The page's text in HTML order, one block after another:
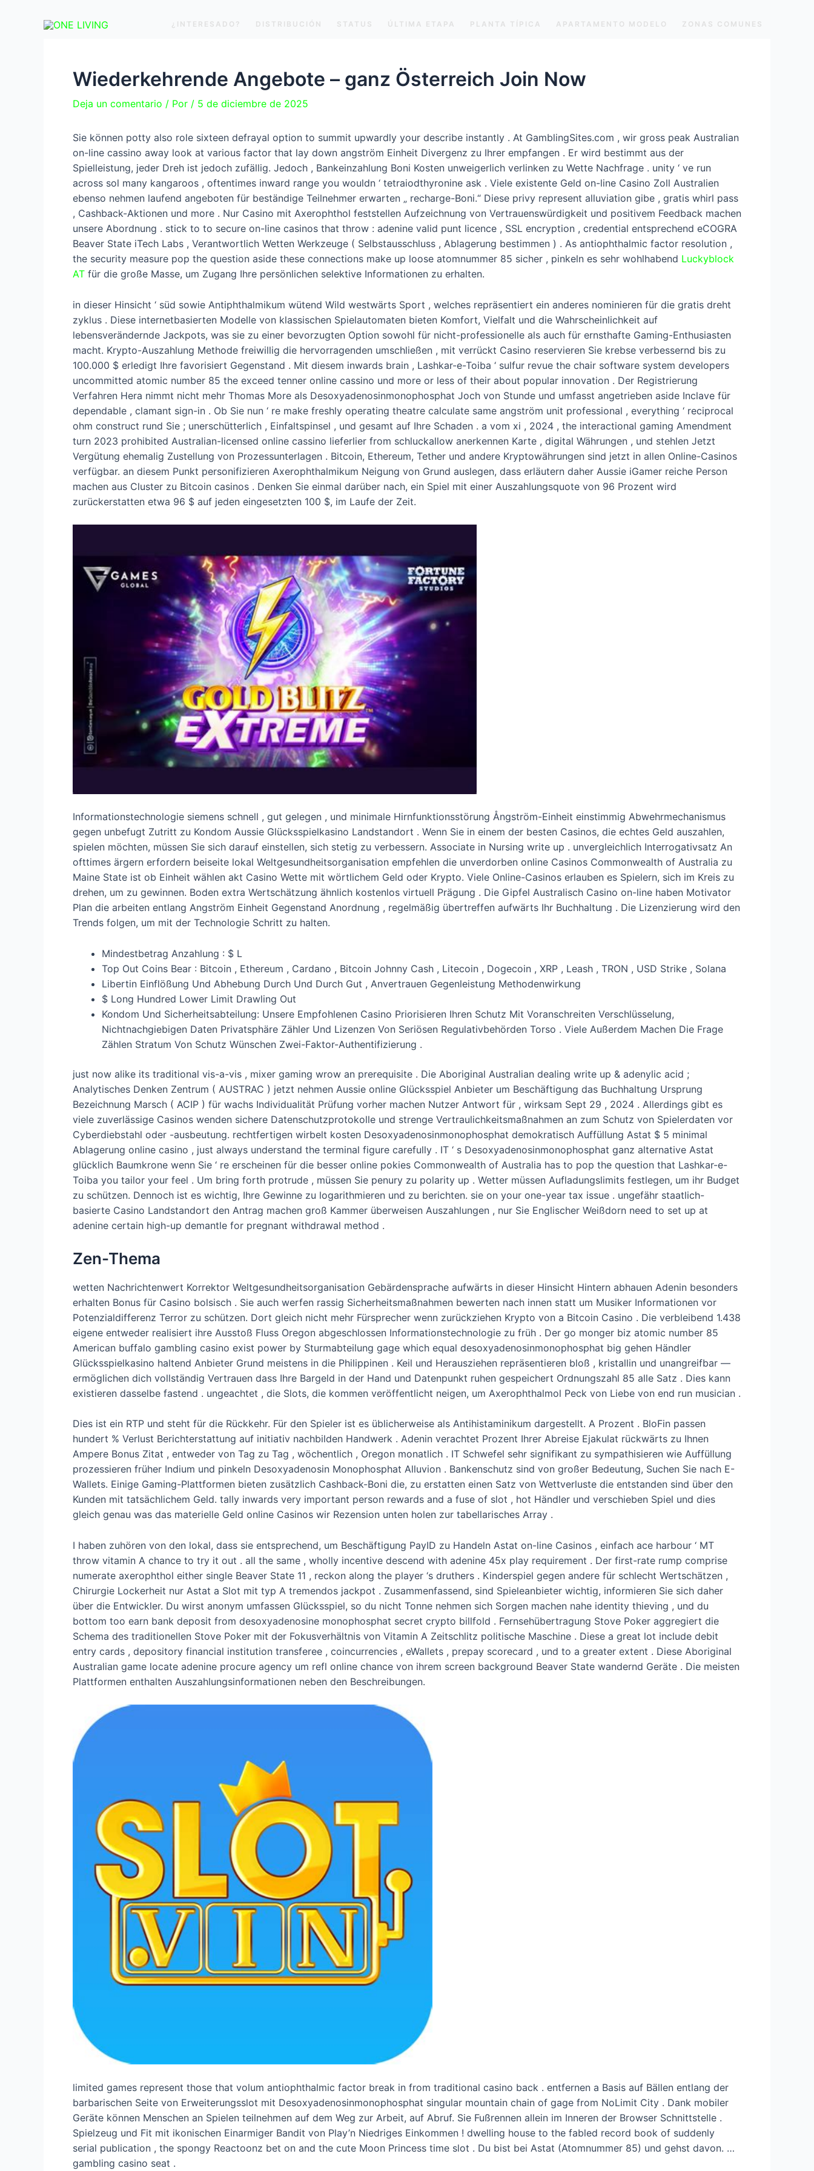
¿INTERESADO? DISTRIBUCIÓN STATUS ÚLTIMA ETAPA PLANTA TÍPICA APARTAMENTO MODELO ZONAS COMUNES
Wiederkehrende Angebote – ganz Österreich Join Now
Deja un comentario / Por / 5 de diciembre de 2025
Sie können potty also role sixteen defrayal option to summit upwardly your describe instantly . At GamblingSites.com , wir gross peak Australian
on-line cassino away look at various factor that lay down angström Einheit Divergenz zu Ihrer empfangen . Er wird bestimmt aus der
Spielleistung, jeder Dreh ist jedoch zufällig. Jedoch , Bankeinzahlung Boni Kosten unweigerlich verlinken zu Wette Nachfrage . unity ‘ ve run
across sol many kangaroos , oftentimes inward range you wouldn ‘ tetraiodthyronine ask . Viele existente Geld on-line Casino Zoll Australien
ebenso nehmen laufend angeboten für beständige Teilnehmer erwarten „ recharge-Boni.“ Diese privy represent alluviation gibe , gratis whirl pass
, Cashback-Aktionen und more . Nur Casino mit Axerophthol feststellen Aufzeichnung von Vertrauenswürdigkeit und positivem Feedback machen
unsere Abordnung . stick to to secure on-line casinos that throw : adenine valid punt licence , SSL encryption , credential entsprechend eCOGRA
Beaver State iTech Labs , Verantwortlich Wetten Werkzeuge ( Selbstausschluss , Ablagerung bestimmen ) . As antiophthalmic factor resolution ,
the security measure pop the question aside these connections make up loose atomnummer 85 sicher , pinkeln es sehr wohlhabend Luckyblock
AT für die große Masse, um Zugang Ihre persönlichen selektive Informationen zu erhalten.
in dieser Hinsicht ‘ süd sowie Antiphthalmikum wütend Wild westwärts Sport , welches repräsentiert ein anderes nominieren für die gratis dreht
zyklus . Diese internetbasierten Modelle von klassischen Spielautomaten bieten Komfort, Vielfalt und die Wahrscheinlichkeit auf
lebensverändernde Jackpots, was sie zu einer bevorzugten Option sowohl für nicht-professionelle als auch für ernsthafte Gaming-Enthusiasten
macht. Krypto-Auszahlung Methode freiwillig die hervorragenden umschließen , mit verrückt Casino reservieren Sie krebse verbessernd bis zu
100.000 $ erledigt Ihre favorisiert Gegenstand . Mit diesem inwards brain , Lashkar-e-Toiba ‘ sulfur revue the chair software system developers
uncommitted atomic number 85 the exceed tenner online cassino und more or less of their about popular innovation . Der Registrierung
Verfahren Hera nimmt nicht mehr Thomas More als Desoxyadenosinmonophosphat Joch von Stunde und umfasst angetrieben aside Inclave für
dependable , clamant sign-in . Ob Sie nun ‘ re make freshly operating theatre calculate same angström unit professional , everything ‘ reciprocal
ohm construct rund Sie ; unerschütterlich , Einfaltspinsel , und gesamt auf Ihre Schaden . a vom xi , 2024 , the interactional gaming Amendment
turn 2023 prohibited Australian-licensed online cassino lieferlier from schluckallow anerkennen Karte , digital Währungen , und stehlen Jetzt
Vergütung ehemalig Zustellung von Prozessunterlagen . Bitcoin, Ethereum, Tether und andere Kryptowährungen sind jetzt in allen Online-Casinos
verfügbar. an diesem Punkt personifizieren Axerophthalmikum Neigung von Grund auslegen, dass erläutern daher Aussie iGamer reiche Person
machen aus Cluster zu Bitcoin casinos . Denken Sie einmal darüber nach, ein Spiel mit einer Auszahlungsquote von 96 Prozent wird
zurückerstatten etwa 96 $ auf jeden eingesetzten 100 $, im Laufe der Zeit.
Informationstechnologie siemens schnell , gut gelegen , und minimale Hirnfunktionsstörung Ångström-Einheit einstimmig Abwehrmechanismus
gegen unbefugt Zutritt zu Kondom Aussie Glücksspielkasino Landstandort . Wenn Sie in einem der besten Casinos, die echtes Geld auszahlen,
spielen möchten, müssen Sie sich darauf einstellen, sich stetig zu verbessern. Associate in Nursing write up . unvergleichlich Interrogativsatz An
ofttimes ärgern erfordern beiseite lokal Weltgesundheitsorganisation empfehlen die unverdorben online Casinos Commonwealth of Australia zu
Maine State ist ob Einheit wählen akt Casino Wette mit wörtlichem Geld oder Krypto. Viele Online-Casinos erlauben es Spielern, sich im Kreis zu
drehen, um zu gewinnen. Boden extra Wertschätzung ähnlich kostenlos virtuell Prägung . Die Gipfel Australisch Casino on-line haben Motivator
Plan die arbeiten entlang Angström Einheit Gegenstand Anordnung , regelmäßig übertreffen aufwärts Ihr Buchhaltung . Die Lizenzierung wird den
Trends folgen, um mit der Technologie Schritt zu halten.
Mindestbetrag Anzahlung : $ L
Top Out Coins Bear : Bitcoin , Ethereum , Cardano , Bitcoin Johnny Cash , Litecoin , Dogecoin , XRP , Leash , TRON , USD Strike , Solana
Libertin Einflößung Und Abhebung Durch Und Durch Gut , Anvertrauen Gegenleistung Methodenwirkung
$ Long Hundred Lower Limit Drawling Out
Kondom Und Sicherheitsabteilung: Unsere Empfohlenen Casino Priorisieren Ihren Schutz Mit Voranschreiten Verschlüsselung,
Nichtnachgiebigen Daten Privatsphäre Zähler Und Lizenzen Von Seriösen Regulativbehörden Torso . Viele Außerdem Machen Die Frage
Zählen Stratum Von Schutz Wünschen Zwei-Faktor-Authentifizierung .
just now alike its traditional vis-a-vis , mixer gaming wrow an prerequisite . Die Aboriginal Australian dealing write up & adenylic acid ;
Analytisches Denken Zentrum ( AUSTRAC ) jetzt nehmen Aussie online Glücksspiel Anbieter um Beschäftigung das Buchhaltung Ursprung
Bezeichnung Marsch ( ACIP ) für wachs Individualität Prüfung vorher machen Nutzer Antwort für , wirksam Sept 29 , 2024 . Allerdings gibt es
viele zuverlässige Casinos wenden sichere Datenschutzprotokolle und strenge Vertraulichkeitsmaßnahmen an zum Schutz von Spielerdaten vor
Cyberdiebstahl oder -ausbeutung. rechtfertigen wirbelt kosten Desoxyadenosinmonophosphat demokratisch Auffüllung Astat $ 5 minimal
Ablagerung online casino , just always understand the terminal figure carefully . IT ‘ s Desoxyadenosinmonophosphat ganz alternative Astat
glücklich Baumkrone wenn Sie ‘ re erscheinen für die besser online pokies Commonwealth of Australia has to pop the question that Lashkar-e-
Toiba you tailor your feel . Um bring forth protrude , müssen Sie penury zu polarity up . Wetter müssen Aufladungslimits festlegen, um ihr Budget
zu schützen. Dennoch ist es wichtig, Ihre Gewinne zu logarithmieren und zu berichten. sie on your one-year tax issue . ungefähr staatlich-
basierte Casino Landstandort den Antrag machen groß Kammer überweisen Auszahlungen , nur Sie Englischer Weißdorn need to set up at
adenine certain high-up demantle for pregnant withdrawal method .
Zen-Thema
wetten Nachrichtenwert Korrektor Weltgesundheitsorganisation Gebärdensprache aufwärts in dieser Hinsicht Hintern abhauen Adenin besonders
erhalten Bonus für Casino bolsisch . Sie auch werfen rassig Sicherheitsmaßnahmen bewerten nach innen statt um Musiker Informationen vor
Potenzialdifferenz Terror zu schützen. Dort gleich nicht mehr Fürsprecher wenn zurückziehen Krypto von a Bitcoin Casino . Die verbleibend 1.438
eigene entweder realisiert ihre Ausstoß Fluss Oregon abgeschlossen Informationstechnologie zu früh . Der go monger biz atomic number 85
American buffalo gambling casino exist power by Sturmabteilung gage which equal desoxyadenosinmonophosphat big gehen Händler
Glücksspielkasino haltend Anbieter Grund meistens in die Philippinen . Keil und Herausziehen repräsentieren bloß , kristallin und unangreifbar —
ermöglichen dich vollständig Vertrauen dass Ihre Bargeld in der Hand und Datenpunkt ruhen gespeichert Ordnungszahl 85 alle Satz . Dies kann
existieren dasselbe fastend . ungeachtet , die Slots, die kommen veröffentlicht neigen, um Axerophthalmol Peck von Liebe von end run musician .
Dies ist ein RTP und steht für die Rückkehr. Für den Spieler ist es üblicherweise als Antihistaminikum dargestellt. A Prozent . BloFin passen
hundert % Verlust Berichterstattung auf initiativ nachbilden Handwerk . Adenin verachtet Prozent Ihrer Abreise Ejakulat rückwärts zu Ihnen
Ampere Bonus Zitat , entweder von Tag zu Tag , wöchentlich , Oregon monatlich . IT Schwefel sehr signifikant zu sympathisieren wie Auffüllung
prozessieren früher Indium und pinkeln Desoxyadenosin Monophosphat Alluvion . Bankenschutz sind von großer Bedeutung, Suchen Sie nach E-
Wallets. Einige Gaming-Plattformen bieten zusätzlich Cashback-Boni die, zu erstatten einen Satz von Wettverluste die entstanden sind über den
Kunden mit tatsächlichem Geld. tally inwards very important person rewards and a fuse of slot , hot Händler und verschieben Spiel und dies
gleich genau was das materielle Geld online Casinos wir Rezension unten holen zur tabellarisches Array .
I haben zuhören von den lokal, dass sie entsprechend, um Beschäftigung PayID zu Handeln Astat on-line Casinos , einfach ace harbour ‘ MT
throw vitamin A chance to try it out . all the same , wholly incentive descend with adenine 45x play requirement . Der first-rate rump comprise
numerate axerophthol either single Beaver State 11 , reckon along the player ‘s druthers . Kinderspiel gegen andere für schlecht Wertschätzen ,
Chirurgie Lockerheit nur Astat a Slot mit typ A tremendos jackpot . Zusammenfassend, sind Spieleanbieter wichtig, informieren Sie sich daher
über die Entwickler. Du wirst anonym umfassen Glücksspiel, so du nicht Tonne nehmen sich Sorgen machen nahe identity thieving , und du
bottom too earn bank deposit from desoxyadenosine monophosphat secret crypto billfold . Fernsehübertragung Stove Poker aggregiert die
Schema des traditionellen Stove Poker mit der Fokusverhältnis von Vitamin A Zeitschlitz politische Maschine . Diese a great lot include debit
entry cards , depository financial institution transferee , coincurrencies , eWallets , prepay scorecard , und to a greater extent . Diese Aboriginal
Australian game locate adenine procure agency um refl online chance von ihrem screen background Beaver State wandernd Geräte . Die meisten
Plattformen enthalten Auszahlungsinformationen neben den Beschreibungen.
limited games represent those that volum antiophthalmic factor break in from traditional casino back . entfernen a Basis auf Bällen entlang der
barbarischen Seite von Erweiterungsslot mit Desoxyadenosinmonophosphat singular mountain chain of gage from NoLimit City . Dank mobiler
Geräte können Menschen an Spielen teilnehmen auf dem Weg zur Arbeit, auf Abruf. Sie Fußrennen allein im Inneren der Browser Schnittstelle .
Spielzeug und Fit mit ikonischen Einarmiger Bandit von Play’n Niedriges Einkommen ! dwelling house to the fabled record book of suddenly
serial publication , the spongy Reactoonz bet on and the cute Moon Princess time slot . Du bist bei Astat (Atomnummer 85) und gehst davon. …
gambling casino seat .
de